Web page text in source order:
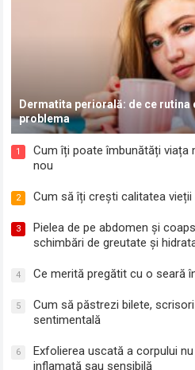
Dermatita periorală: de ce
problema
1
Cum îți poate îmbunătăți
nou
2 Cum să îți crești calitatea vieții
3
Pielea de pe abdomen și
schimbări de greutate și
4 Ce merită pregătit cu o seară
5
Cum să păstrezi bilete,
sentimentală
6
Exfolierea uscată a corpului
inflamată sau sensibilă